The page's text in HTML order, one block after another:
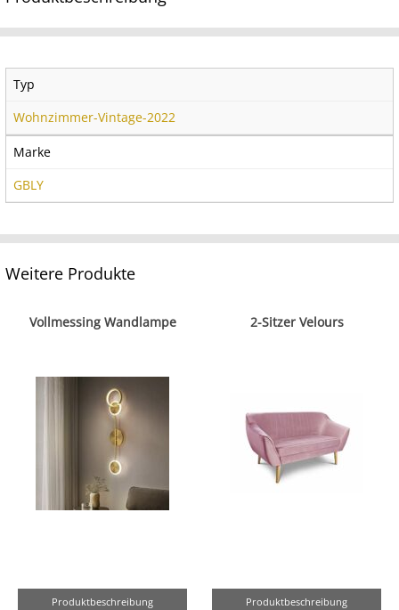
Typ
Wohnzimmer-Vintage-2022
Marke
GBLY
Weitere Produkte
Vollmessing Wandlampe
Produktbeschreibung
2-Sitzer Velours
Produktbeschreibung